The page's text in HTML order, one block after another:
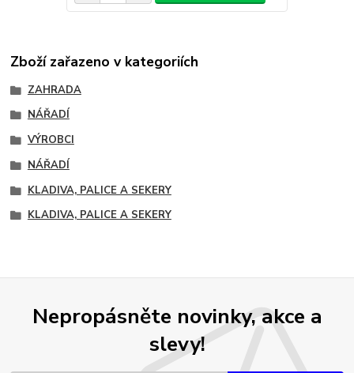
Zboží zařazeno v kategoriích
ZAHRADA
NÁŘADÍ
VÝROBCI
NÁŘADÍ
KLADIVA, PALICE A SEKERY
KLADIVA, PALICE A SEKERY
Nepropásněte novinky, akce a
slevy!